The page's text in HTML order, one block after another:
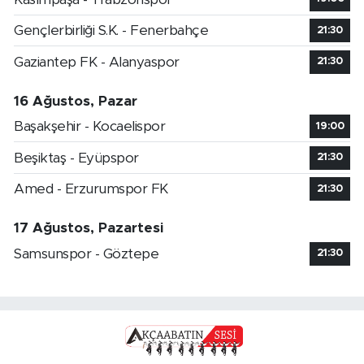
Gençlerbirliği S.K. - Fenerbahçe 21:30
Gaziantep FK - Alanyaspor 21:30
16 Ağustos, Pazar
Başakşehir - Kocaelispor
19:00
Beşiktaş - Eyüpspor 21:30
Amed - Erzurumspor FK 21:30
17 Ağustos, Pazartesi
Samsunspor - Göztepe
21:30